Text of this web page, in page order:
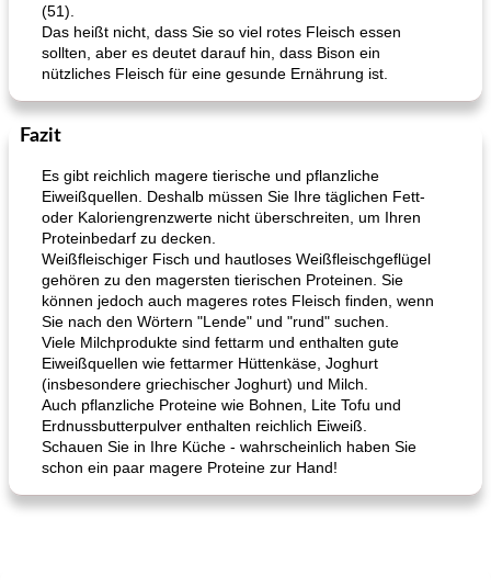
(51).
Das heißt nicht, dass Sie so viel rotes Fleisch essen
sollten, aber es deutet darauf hin, dass Bison ein
nützliches Fleisch für eine gesunde Ernährung ist.
Fazit
Es gibt reichlich magere tierische und pflanzliche
Eiweißquellen. Deshalb müssen Sie Ihre täglichen Fett-
oder Kaloriengrenzwerte nicht überschreiten, um Ihren
Proteinbedarf zu decken.
Weißfleischiger Fisch und hautloses Weißfleischgeflügel
gehören zu den magersten tierischen Proteinen. Sie
können jedoch auch mageres rotes Fleisch finden, wenn
Sie nach den Wörtern "Lende" und "rund" suchen.
Viele Milchprodukte sind fettarm und enthalten gute
Eiweißquellen wie fettarmer Hüttenkäse, Joghurt
(insbesondere griechischer Joghurt) und Milch.
Auch pflanzliche Proteine ​​wie Bohnen, Lite Tofu und
Erdnussbutterpulver enthalten reichlich Eiweiß.
Schauen Sie in Ihre Küche - wahrscheinlich haben Sie
schon ein paar magere Proteine ​​zur Hand!